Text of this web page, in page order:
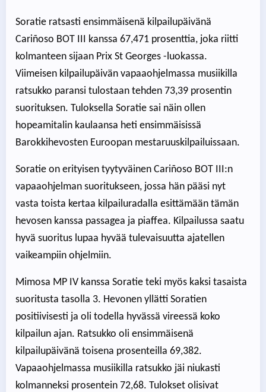
Soratie ratsasti ensimmäisenä kilpailupäivänä
Cariñoso BOT III kanssa 67,471 prosenttia, joka riitti
kolmanteen sijaan Prix St Georges -luokassa.
Viimeisen kilpailupäivän vapaaohjelmassa musiikilla
ratsukko paransi tulostaan tehden 73,39 prosentin
suorituksen. Tuloksella Soratie sai näin ollen
hopeamitalin kaulaansa heti ensimmäisissä
Barokkihevosten Euroopan mestaruuskilpailuissaan.
Soratie on erityisen tyytyväinen Cariñoso BOT III:n
vapaaohjelman suoritukseen, jossa hän pääsi nyt
vasta toista kertaa kilpailuradalla esittämään tämän
hevosen kanssa passagea ja piaffea. Kilpailussa saatu
hyvä suoritus lupaa hyvää tulevaisuutta ajatellen
vaikeampiin ohjelmiin.
Mimosa MP IV kanssa Soratie teki myös kaksi tasaista
suoritusta tasolla 3. Hevonen yllätti Soratien
positiivisesti ja oli todella hyvässä vireessä koko
kilpailun ajan. Ratsukko oli ensimmäisenä
kilpailupäivänä toisena prosenteilla 69,382.
Vapaaohjelmassa musiikilla ratsukko jäi niukasti
kolmanneksi prosentein 72,68. Tulokset olisivat